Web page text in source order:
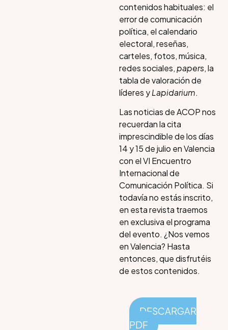
contenidos habituales: el
error de comunicación
política, el calendario
electoral, reseñas,
carteles, fotos, música,
redes sociales,papers, la
tabla de valoración de
líderes yLapidarium.
Las noticias de ACOP nos
recuerdan la cita
imprescindible de los días
14 y 15 de julio en Valencia
con el VI Encuentro
Internacional de
Comunicación Política. Si
todavía no estás inscrito,
en esta revista traemos
en exclusiva el programa
del evento. ¿Nos vemos
en Valencia? Hasta
entonces, que disfrutéis
de estos contenidos.
DESCARGAR
PDF